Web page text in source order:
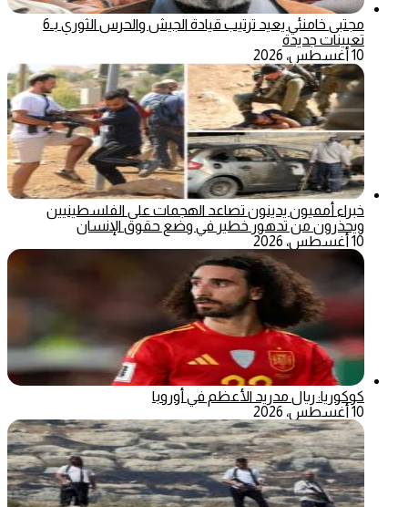
مجتبى خامنئي يعيد ترتيب قيادة الجيش والحرس الثوري بـ6
تعيينات جديدة
10 أغسطس، 2026
خبراء أمميون يدينون تصاعد الهجمات على الفلسطينيين
ويحذرون من تدهور خطير في وضع حقوق الإنسان
10 أغسطس، 2026
كوكوريا: ريال مدريد الأعظم في أوروبا
10 أغسطس، 2026